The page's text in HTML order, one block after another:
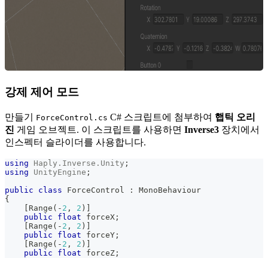
강제 제어 모드
만들기 ForceControl.cs C# 스크립트에 첨부하여 햅틱 오리
진 게임 오브젝트. 이 스크립트를 사용하면 Inverse3 장치에서
인스펙터 슬라이더를 사용합니다.
using Haply . Inverse . Unity ;
using
UnityEngine ;
public
class ForceControl :
MonoBehaviour
{
Range ( - 2 , 2 )
public
float forceX ;
Range ( - 2 , 2 )
public
float forceY ;
Range ( - 2 , 2 )
public
float forceZ ;